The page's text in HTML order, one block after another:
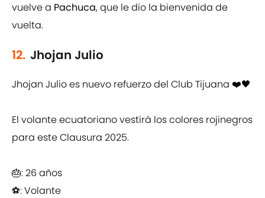
vuelve a Pachuca, que le dio la bienvenida de
vuelta.
12. Jhojan Julio
Jhojan Julio es nuevo refuerzo del Club Tijuana ❤️🖤
El volante ecuatoriano vestirá los colores rojinegros
para este Clausura 2025.
🎂: 26 años
⚽️: Volante